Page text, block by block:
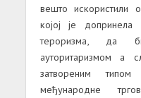
вешто искористили
којој је
тероризма, да
ауторитаризмом а
затвореним типом
међународне